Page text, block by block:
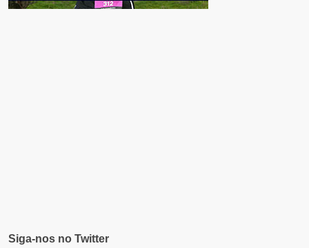
Siga-nos no Twitter